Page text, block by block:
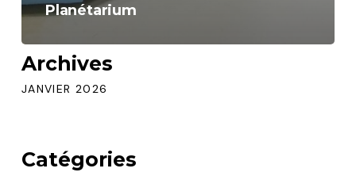
Planétarium
Archives
JANVIER 2026
Catégories